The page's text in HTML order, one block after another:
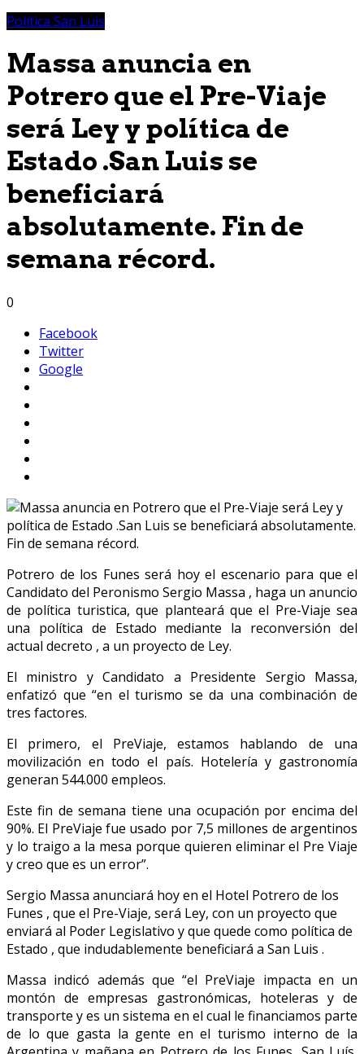
Política San Luis
Massa anuncia en
Potrero que el Pre-Viaje
será Ley y política de
Estado .San Luis se
beneficiará
absolutamente. Fin de
semana récord.
0
Facebook
Twitter
Google
Potrero de los Funes será hoy el escenario para que el
Candidato del Peronismo Sergio Massa , haga un anuncio
de política turistica, que planteará que el Pre-Viaje sea
una política de Estado mediante la reconversión del
actual decreto , a un proyecto de Ley.
El ministro y Candidato a Presidente Sergio Massa,
enfatizó que “en el turismo se da una combinación de
tres factores.
El primero, el PreViaje, estamos hablando de una
movilización en todo el país. Hotelería y gastronomía
generan 544.000 empleos.
Este fin de semana tiene una ocupación por encima del
90%. El PreViaje fue usado por 7,5 millones de argentinos
y lo traigo a la mesa porque quieren eliminar el Pre Viaje
y creo que es un error”.
Sergio Massa anunciará hoy en el Hotel Potrero de los
Funes , que el Pre-Viaje, será Ley, con un proyecto que
enviará al Poder Legislativo y que quede como política de
Estado , que indudablemente beneficiará a San Luis .
Massa indicó además que “el PreViaje impacta en un
montón de empresas gastronómicas, hoteleras y de
transporte y es un sistema en el cual le financiamos parte
de lo que gasta la gente en el turismo interno de la